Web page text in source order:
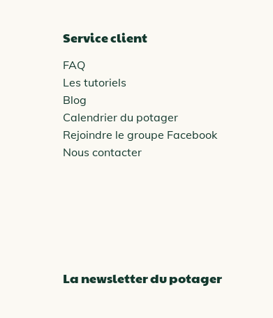
Service client
FAQ
Les tutoriels
Blog
Calendrier du potager
Rejoindre le groupe Facebook
Nous contacter
La newsletter du potager